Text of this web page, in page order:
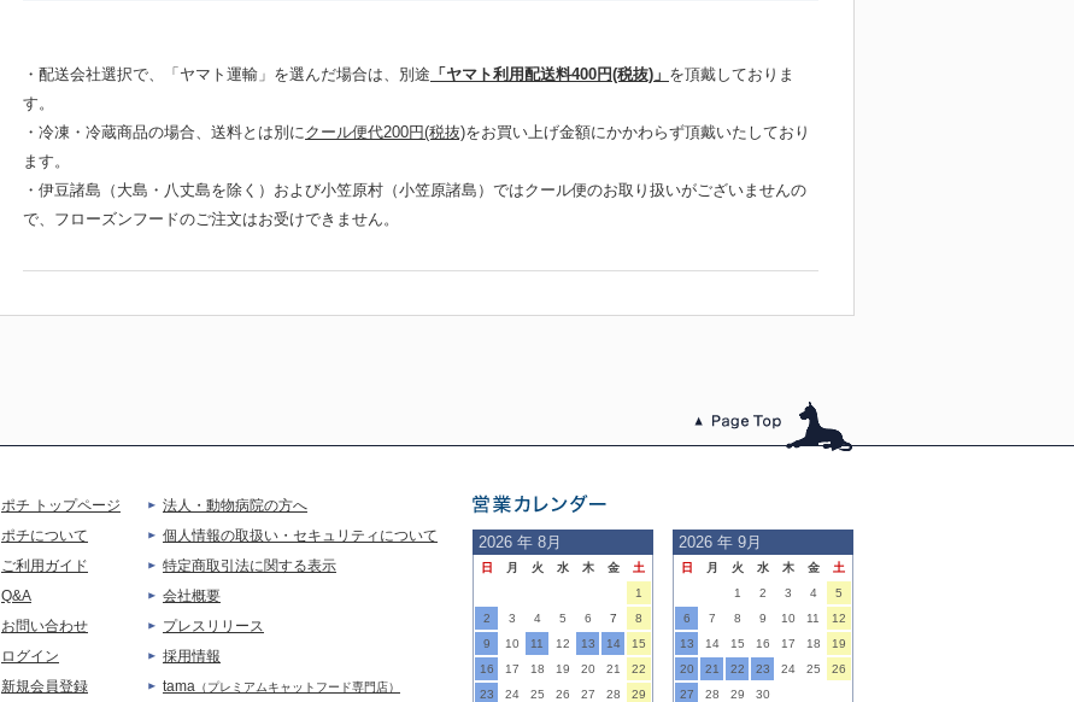
・配送会社選択で、「ヤマト運輸」を選んだ場合は、別途 「ヤマト利用配送料400円(税抜)」 を頂戴しておりま
す。
・冷凍・冷蔵商品の場合、送料とは別にクール便代200円(税抜)をお買い上げ金額にかかわらず頂戴いたしており
ます。
・伊豆諸島（大島・八丈島を除く）および小笠原村（小笠原諸島）ではクール便のお取り扱いがございませんの
で、フローズンフードのご注文はお受けできません。
ポチ トップページ
ポチについて
ご利用ガイド
Q&A
お問い合わせ
ログイン
新規会員登録
法人・動物病院の方へ
個人情報の取扱い・セキュリティについて
特定商取引法に関する表示
会社概要
プレスリリース
採用情報
tama （プレミアムキャットフード専門店）
営業日の
ご案内
2026 年 8月
日 月 火 水 木 金
土
1
2
3 4 5 6 7
8
9
10 11 12 13 14
15
16
17 18 19 20 21
22
23
24 25 26 27 28 29
2026 年 9月
日 月 火 水 木 金
土
1
2 3 4
5
6
7 8 9 10 11
12
13
14 15 16 17 18
19
20
21 22 23 24 25
26
27
28 29 30